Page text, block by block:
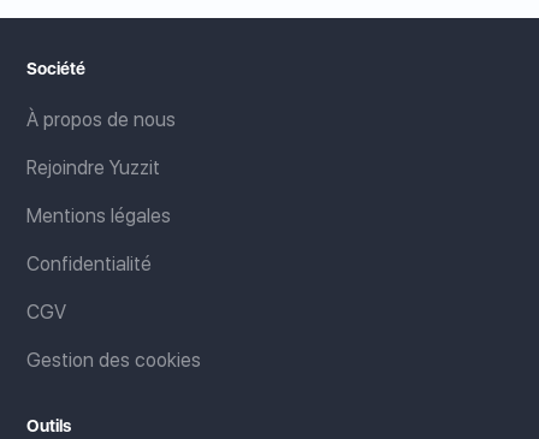
Société
À propos de nous
Rejoindre Yuzzit
Mentions légales
Confidentialité
CGV
Gestion des cookies
Outils